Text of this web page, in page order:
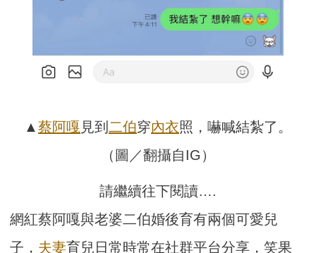
▲ 蔡阿嘎 見到 二伯穿內衣照，嚇喊結紮了。
（圖／翻攝自IG）
請繼續往下閱讀….
網紅蔡阿嘎與老婆二伯婚後育有兩個可愛兒
子， 夫妻育兒日常時常在社群平台分享，笑果